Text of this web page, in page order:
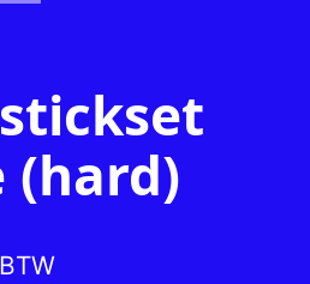
(hard)